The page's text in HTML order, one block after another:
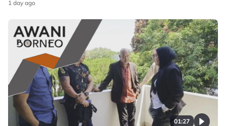
1 day ago
01:27